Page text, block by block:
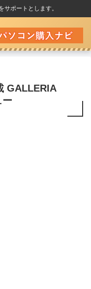
ポートとします。
GALLERIA
ー